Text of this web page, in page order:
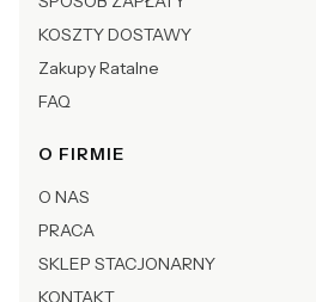
KOSZTY DOSTAWY
Zakupy Ratalne
FAQ
O FIRMIE
O NAS
PRACA
SKLEP STACJONARNY
KONTAKT